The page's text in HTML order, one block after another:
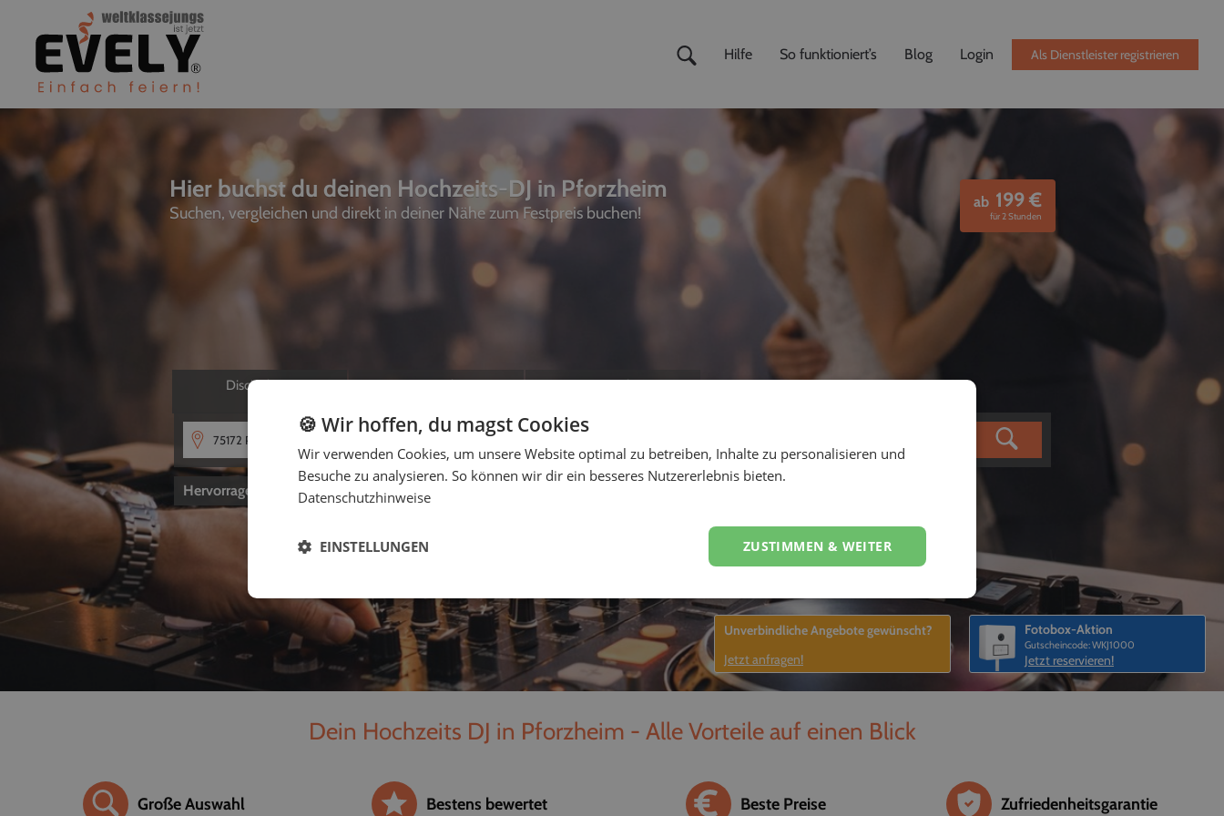
Hilfe So funktioniert’s Blog Login Als Dienstleister registrieren
Hier buchst du deinen Hochzeits-DJ in Pforzheim
Suchen, vergleichen und direkt in deiner Nähe zum Festpreis buchen!
ab 199€
für 2 Stunden
Discjockeys Livemusiker, Fotografen
Hervorragend von 5
Fotobox-Aktion
Gutscheincode: WKJ1000
Jetzt reservieren!
Unverbindliche Angebote gewünscht?
Jetzt anfragen!
Dein Hochzeits DJ in Pforzheim - Alle Vorteile auf einen Blick
Große Auswahl Bestens bewertet Beste Preise Zufriedenheitsgarantie
🍪 Wir hoffen, du magst Cookies
Wir verwenden Cookies, um unsere Website optimal zu betreiben, Inhalte zu personalisieren und
Besuche zu analysieren. So können wir dir ein besseres Nutzererlebnis bieten.
Datenschutzhinweise
ZUSTIMMEN & WEITER
EINSTELLUNGEN